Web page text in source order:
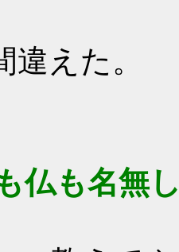
えた。
仏も名無